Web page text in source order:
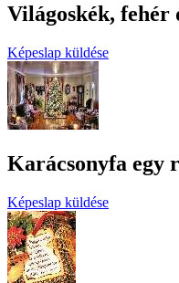
Világoskék, fehér
Képeslap küldése
Karácsonyfa egy
Képeslap küldése